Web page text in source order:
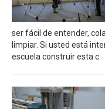
ser fácil de entender,
limpiar. Si usted está
escuela construir esta c